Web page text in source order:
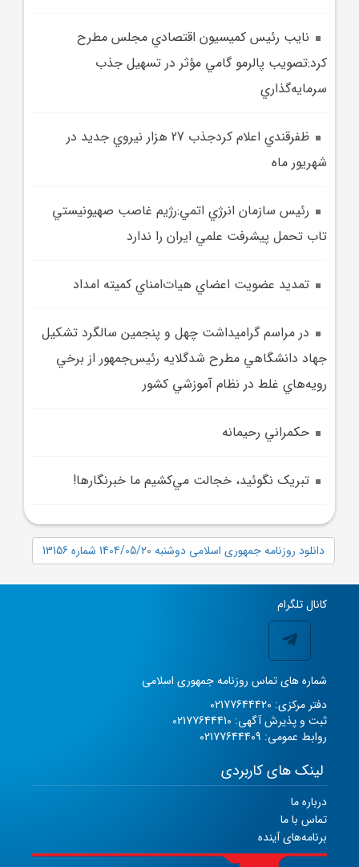
نايب ‌رئيس کميسيون اقتصادي مجلس مطرح
کرد:تصويب پالرمو گامي مؤثر در تسهيل جذب
سرمايه‌گذاري
ظفرقندي اعلام کردجذب 27 هزار نيروي جديد در
شهريور ماه
رئيس سازمان انرژي اتمي:رژيم غاصب صهيونيستي
تاب تحمل پيشرفت علمي ايران را ندارد
تمديد عضويت اعضاي هيات‌امناي کميته امداد
در مراسم گراميداشت چهل و پنجمين سالگرد تشکيل
جهاد دانشگاهي مطرح شدگلايه رئيس‌جمهور از برخي
رويه‌هاي غلط در نظام آموزشي کشور
حکمراني رحيمانه
تبريک نگوئيد، خجالت مي‌کشيم ما خبرنگارها!
دانلود روزنامه جمهوری اسلامی دوشنبه 1404/05/20 شماره 13156
کانال تلگرام
شماره های تماس روزنامه جمهوری اسلامی
دفتر مرکزی: 02177644420
ثبت و پذیرش آگهی: 02177644410
روابط عمومی: 02177644409
لینک های کاربردی
درباره ما
تماس با ما
برنامه‌های آینده